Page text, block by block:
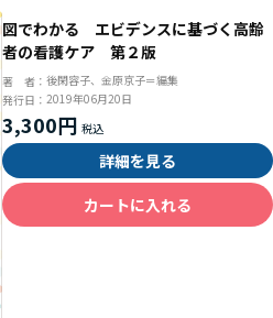
図でわかる エビデンスに基づく高齢
者の看護ケア 第２版
著 者： 後閑容子、金原京子＝編集
発行日： 2019年06月20日
3,300円
詳細を見る
カートに入れる